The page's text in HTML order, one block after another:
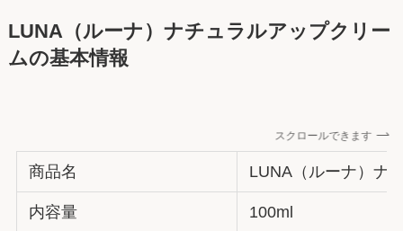
LUNA（ルーナ）ナチュラルアップクリー
ムの基本情報
スクロールできます
商品名 LUNA（ルーナ）ナ
内容量 100ml